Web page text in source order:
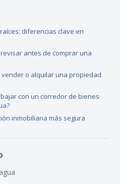
diferencias clave en
antes de comprar una
o alquilar una propiedad
con un corredor de bienes
inmobiliaria más segura